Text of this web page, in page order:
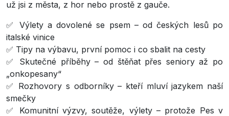
už jsi z města, z hor nebo prostě z gauče.
✅ Výlety a dovolené se psem – od českých lesů po
italské vinice
✅ Tipy na výbavu, první pomoc i co sbalit na cesty
✅ Skutečné příběhy – od štěňat přes seniory až po
„onkopesany“
✅ Rozhovory s odborníky – kteří mluví jazykem naší
smečky
✅ Komunitní výzvy, soutěže, výlety – protože Pes v